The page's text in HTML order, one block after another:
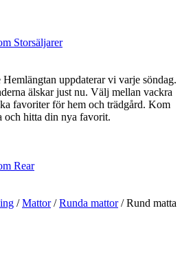
Storsäljarer
Hemlängtan uppdaterar vi varje söndag.
älskar just nu. Välj mellan vackra
favoriter för hem och trädgård. Kom
och hitta din nya favorit.
Rear
/Mattor/Runda mattor/Rund matta